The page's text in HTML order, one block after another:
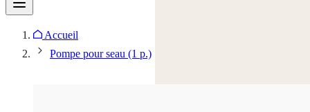
Accueil
Pompe pour seau (1 p.)